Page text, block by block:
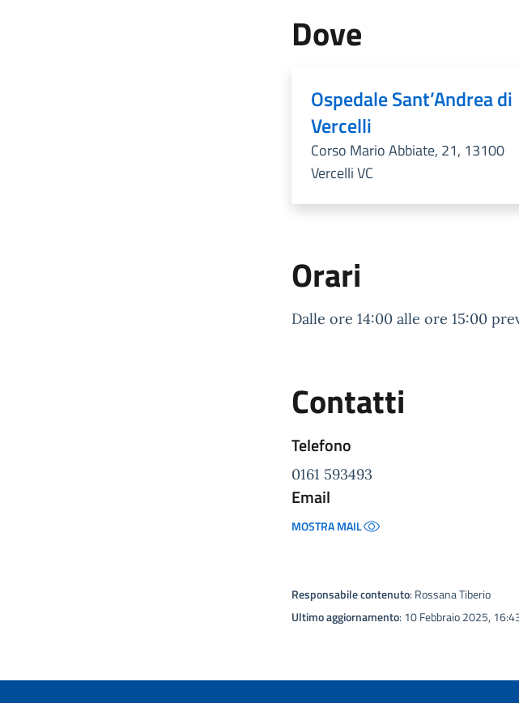
Dove
Ospedale Sant’Andrea di
Vercelli
Corso Mario Abbiate, 21, 13100
Vercelli VC
Orari
Dalle ore 14:00 alle ore 15:00
Contatti
Telefono
0161 593493
Email
MOSTRA MAIL
Responsabile contenuto: Rossana Tiberio
Ultimo aggiornamento: 10 Febbraio 2025,